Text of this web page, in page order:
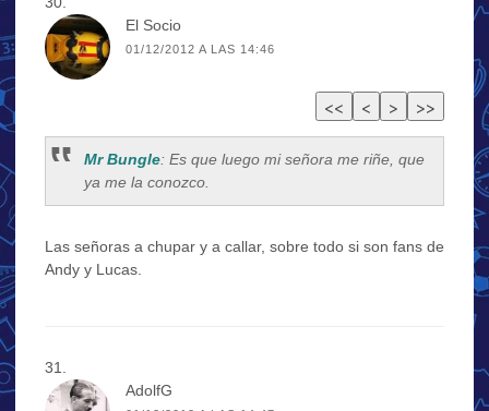
El Socio
01/12/2012 A LAS 14:46
Mr Bungle: Es que luego mi señora me riñe, que
ya me la conozco.
Las señoras a chupar y a callar, sobre todo si son fans de
Andy y Lucas.
AdolfG